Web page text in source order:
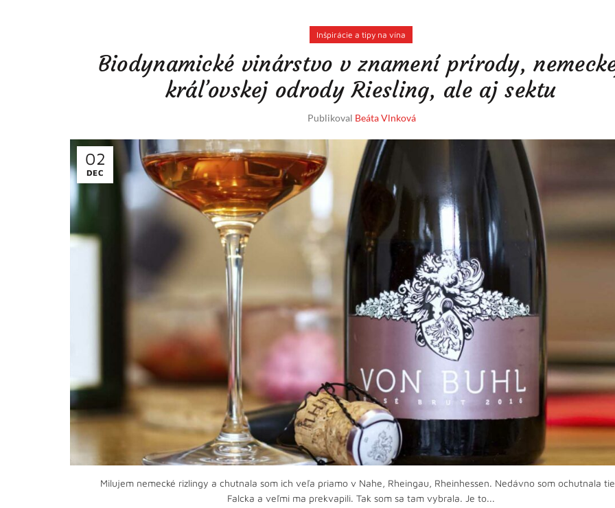
Inšpirácie a tipy na vína
Biodynamické vinárstvo v znamení prírody,
kráľovskej odrody Riesling, ale aj sektu
Publikoval Beáta Vlnková
02
DEC
Milujem nemecké rizlingy a chutnala som ich veľa priamo v Nahe, Rheingau, Rheinhessen. Nedávno som ochutnala
Falcka a veľmi ma prekvapili. Tak som sa tam vybrala. Je to...